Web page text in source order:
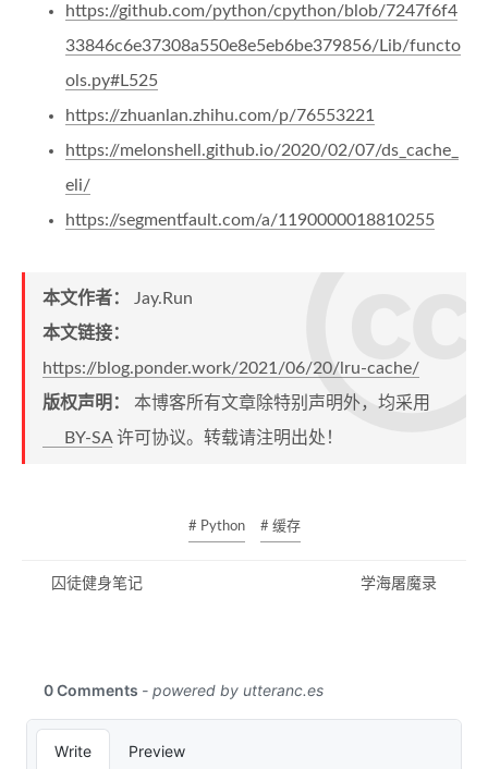
https://github.com/python/cpython/blob/7247f6f4
33846c6e37308a550e8e5eb6be379856/Lib/functo
ols.py#L525
https://zhuanlan.zhihu.com/p/76553221
https://melonshell.github.io/2020/02/07/ds_cache_
eli/
https://segmentfault.com/a/1190000018810255
本文作者：
Jay.Run
本文链接：
https://blog.ponder.work/2021/06/20/lru-cache/
版权声明： 本博客所有文章除特别声明外，均采用
BY-SA许可协议。转载请注明出处！
# Python # 缓存
囚徒健身笔记 学海屠魔录